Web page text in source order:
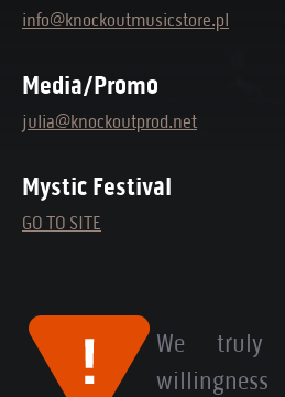
info@knockoutmusicstore.pl
Media/Promo
julia@knockoutprod.net
Mystic Festival
GO TO SITE
We truly